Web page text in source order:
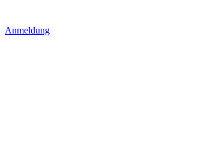
Anmeldung